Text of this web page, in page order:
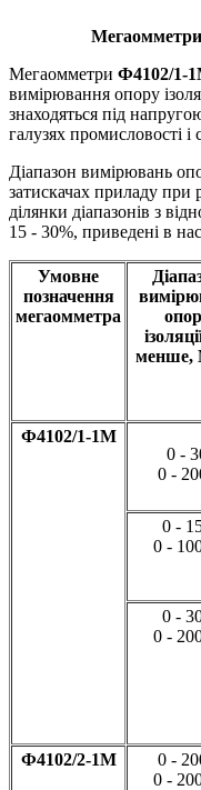
Мегаомметри
Мегаомметри Ф4102/1-
вимірювання опору
знаходяться під
галузях промисловості і
Діапазон вимірювань
затискачах приладу при
ділянки діапазонів з
15 - 30%, приведені в
Умовне
позначення
мегаомметра
Ф4102/1-1М
0 -
0 -
0 -
0 -
0 -
0 -
Ф4102/2-1М
0 -
0 -